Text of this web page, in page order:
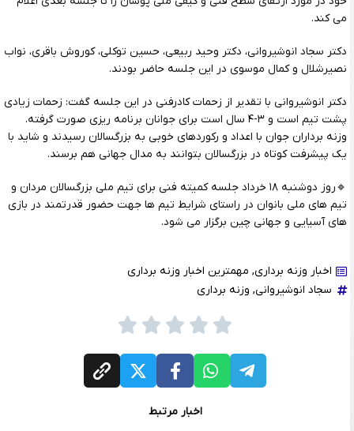
می کند.
دکتر سجاد انوشیروانی، دکتر وحید ربیعی، حسین توکلی، کوروش باقری، نواب
نصیرشلال و کمال موسوی در این جلسه حاضر بودند.
دکتر انوشیروانی با تقدیر از زحمات کادرفنی در این جلسه گفت: زحمات زیادی
پشت تیم است و ۳-۴ سال است برای جوانان برنامه ریزی صورت گرفته.
وزنه برداران جوان با اعداد و رکوردهای خوبی به بزرگسالان رسیدند و شاید با
یک پیشرفت کوتاه در بزرگسالان بتوانند به مدال جهانی هم برسند.
🔹روز دوشنبه ۱۸ خرداد جلسه کمیته فنی برای تیم ملی بزرگسالان مردان و
تیم های ملی بانوان در راستای شرایط تیم ها جهت حضور قدرتمند در بازی
های آسیایی و جهانی چین برگزار می شود.
اخبار وزنه برداری, مهمترین اخبار وزنه برداری
سجاد انوشیروانی, وزنه برداری
اخبار مرتبط